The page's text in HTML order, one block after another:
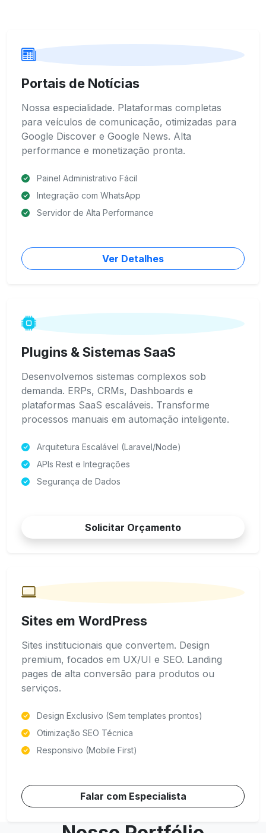
Portais de Notícias
Nossa especialidade. Plataformas completas
para veículos de comunicação, otimizadas para
Google Discover e Google News. Alta
performance e monetização pronta.
Painel Administrativo Fácil
Integração com WhatsApp
Servidor de Alta Performance
Ver Detalhes
Plugins & Sistemas SaaS
Desenvolvemos sistemas complexos sob
demanda. ERPs, CRMs, Dashboards e
plataformas SaaS escaláveis. Transforme
processos manuais em automação inteligente.
Arquitetura Escalável (Laravel/Node)
APIs Rest e Integrações
Segurança de Dados
Solicitar Orçamento
Sites em WordPress
Sites institucionais que convertem. Design
premium, focados em UX/UI e SEO. Landing
pages de alta conversão para produtos ou
serviços.
Design Exclusivo (Sem templates prontos)
Otimização SEO Técnica
Responsivo (Mobile First)
Falar com Especialista